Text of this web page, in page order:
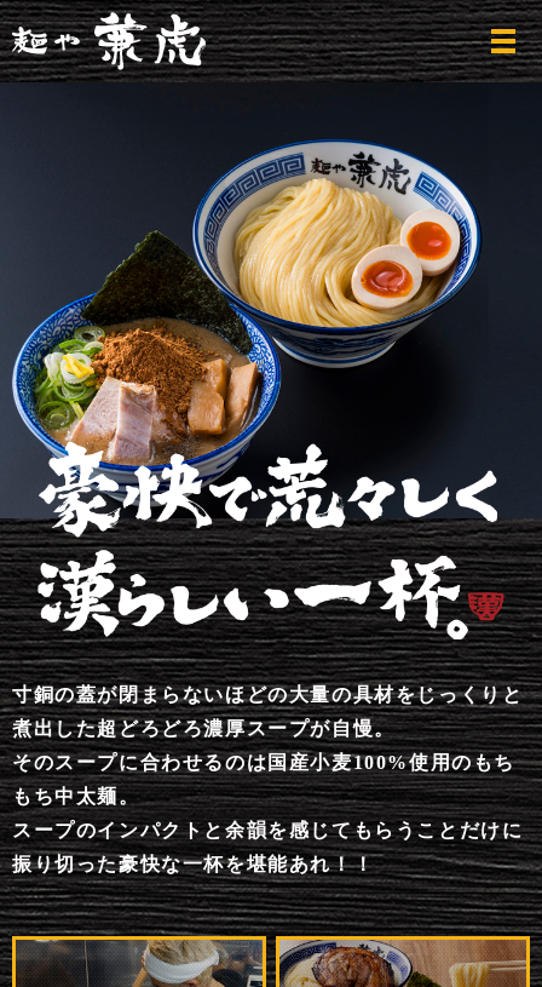
寸銅の蓋が閉まらないほどの大量の具材をじっくりと
煮出した超どろどろ濃厚スープが自慢。
そのスープに合わせるのは国産小麦100%使用のもち
もち中太麺。
スープのインパクトと余韻を感じてもらうことだけに
振り切った豪快な一杯を堪能あれ！！